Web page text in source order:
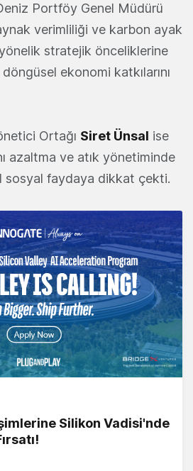
Portföy Genel Müdürü
verimliliği ve karbon ayak
yönelik stratejik önceliklerine
ekonomi katkılarını
Ortağı Siret Ünsal ise
azaltma ve atık yönetiminde
sosyal faydaya dikkat çekti.
Silikon Vadisi'nde